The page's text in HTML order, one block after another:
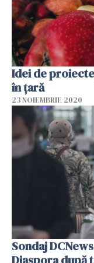
Idei de
în țară
23 NOIEMBRIE 2020
Sondaj